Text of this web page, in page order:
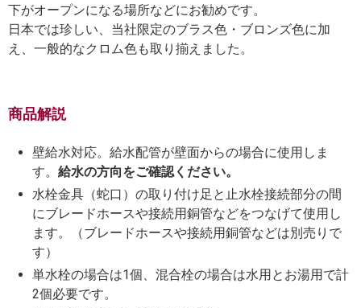
下がオープンになる場所などにお勧めです。
日本では珍しい、当社限定のブラス色・ブロンズ色に加
え、一般的なクロム色も取り揃えました。
商品解説
壁給水対応。給水配管が壁面からの場合に使用しま
す。 給水の方向をご確認ください。
水栓金具（蛇口）の取り付け足と止水栓接続部分の間
にブレードホースや接続用銅管などをつなげて使用し
ます。（ブレードホースや接続用銅管などは別売りで
す）
単水栓の場合は1個、混合栓の場合は水用とお湯用で計
2個必要です。